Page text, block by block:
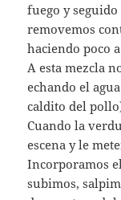
fuego y
removemos
haciendo poco
A esta mezcla
echando el
caldito del
Cuando la
escena y le
Incorporamos
subimos,